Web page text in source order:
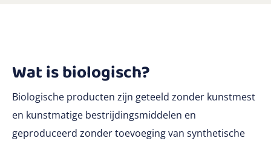
Wat is biologisch?
Biologische producten zijn geteeld zonder kunstmest
en kunstmatige bestrijdingsmiddelen en
geproduceerd zonder toevoeging van synthetische